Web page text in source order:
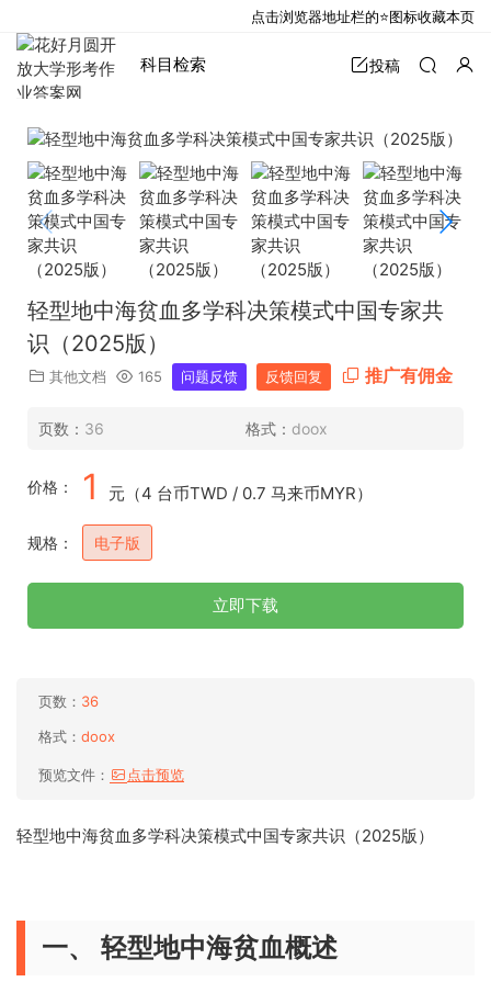
科目检索 投稿
轻型地中海贫血多学科决策模式中国专家共
识（2025版）
其他文档 165 问题反馈 反馈回复 推广有佣金
页数： 36 格式： doox
价格： 1 元（4 台币TWD / 0.7 马来币MYR）
规格： 电子版
立即下载
页数： 36
格式： doox
预览文件： 点击预览
轻型地中海贫血多学科决策模式中国专家共识（2025版）
一、 轻型地中海贫血概述
点击浏览器地址栏的⭐图标收藏本页